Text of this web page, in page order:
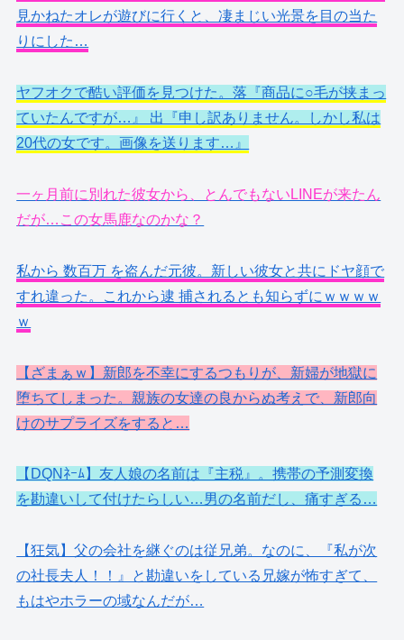
見かねたオレが遊びに行くと、凄まじい光景を目の当た
りにした…
ヤフオクで酷い評価を見つけた。落『商品に○毛が挟まっ
ていたんですが…』 出『申し訳ありません。しかし私は
20代の女です。画像を送ります…』
一ヶ月前に別れた彼女から、とんでもないLINEが来たん
だが…この女馬鹿なのかな？
私から 数百万 を盗んだ元彼。新しい彼女と共にドヤ顔で
すれ違った。これから逮 捕されるとも知らずにｗｗｗｗ
ｗ
【ざまぁｗ】新郎を不幸にするつもりが、新婦が地獄に
堕ちてしまった。親族の女達の良からぬ考えで、新郎向
けのサプライズをすると…
【DQNﾈｰﾑ】友人娘の名前は『主税』。携帯の予測変換
を勘違いして付けたらしい…男の名前だし、痛すぎる…
【狂気】父の会社を継ぐのは従兄弟。なのに、『私が次
の社長夫人！！』と勘違いをしている兄嫁が怖すぎて、
もはやホラーの域なんだが…